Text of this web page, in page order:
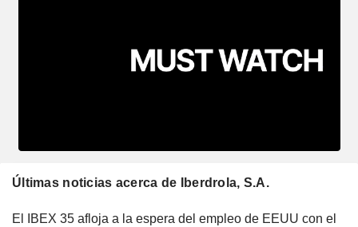
Últimas noticias acerca de Iberdrola, S.A.
El IBEX 35 afloja a la espera del empleo de EEUU con el